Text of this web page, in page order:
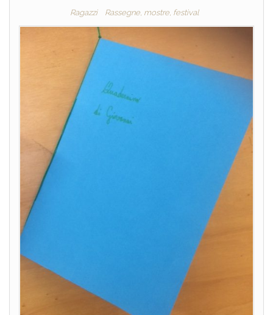
Ragazzi Rassegne, mostre, festival